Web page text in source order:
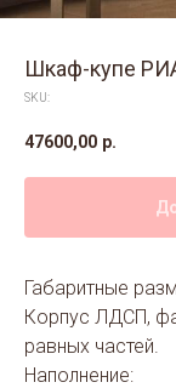
Шкаф-купе
SKU:
47600,00 р.
Габаритные
Корпус ЛДСП,
равных частей.
Наполнение: